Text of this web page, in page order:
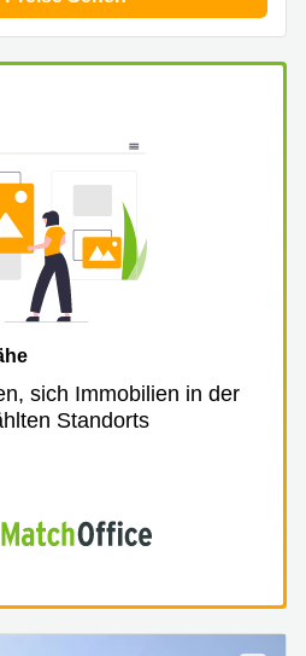
sich Immobilien in der
Standorts